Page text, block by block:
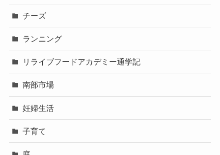
チーズ
ランニング
リライブフードアカデミー通学記
南部市場
妊婦生活
子育て